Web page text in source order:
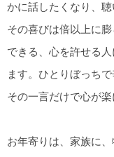
かに話したくなり、
その喜びは倍以上に
できる、心を許せる
ます。ひとりぼっち
その一言だけで心が楽
お年寄りは、家族に